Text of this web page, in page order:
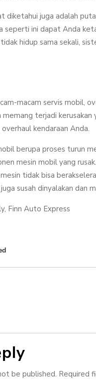
diketahui juga adalah
seperti ini dapat Anda
hidup sama sekali,
macam servis mobil,
memang terjadi
kendaraan Anda.
berupa proses turun
mesin mobil yang
tidak bisa
susah dinyalakan dan
Finn Auto Express
be published. Required